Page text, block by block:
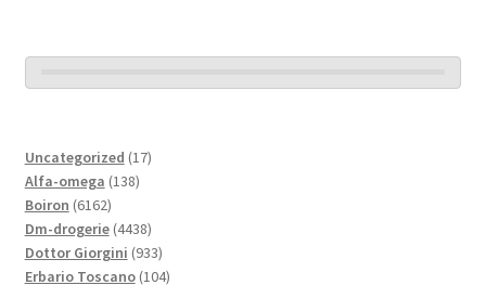
Uncategorized 1717
Alfa-omega 138138
Boiron 61626162
товара
Dm-drogerie 44384438
товаров
Dottor Giorgini 933933
товара
Erbario Toscano 104104